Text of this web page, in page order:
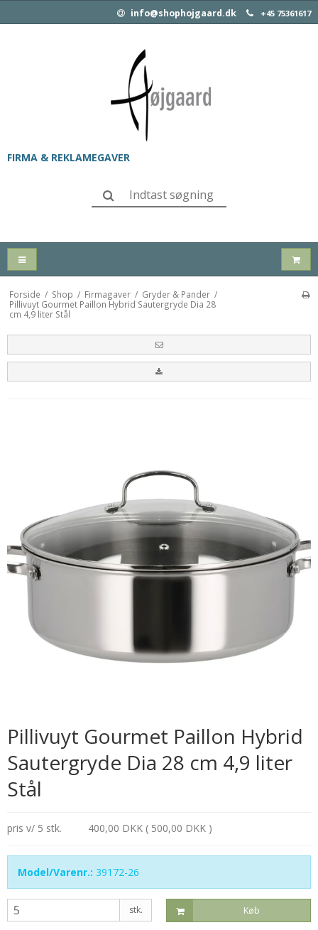
info@shophojgaard.dk +45 75361617
FIRMA & REKLAMEGAVER
Forside / Shop / Firmagaver / Gryder & Pander /
Pillivuyt Gourmet Paillon Hybrid Sautergryde Dia 28
cm 4,9 liter Stål
Pillivuyt Gourmet Paillon Hybrid
Sautergryde Dia 28 cm 4,9 liter
Stål
pris v/ 5 stk. 400,00 DKK ( 500,00 DKK )
Model/Varenr.: 39172-26
stk. Køb